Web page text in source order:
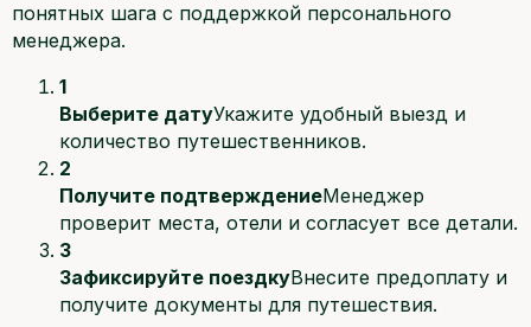
понятных шага с поддержкой персонального
менеджера.
1
Выберите датуУкажите удобный выезд и
количество путешественников.
2
Получите подтверждениеМенеджер
проверит места, отели и согласует все детали.
3
Зафиксируйте поездкуВнесите предоплату и
получите документы для путешествия.